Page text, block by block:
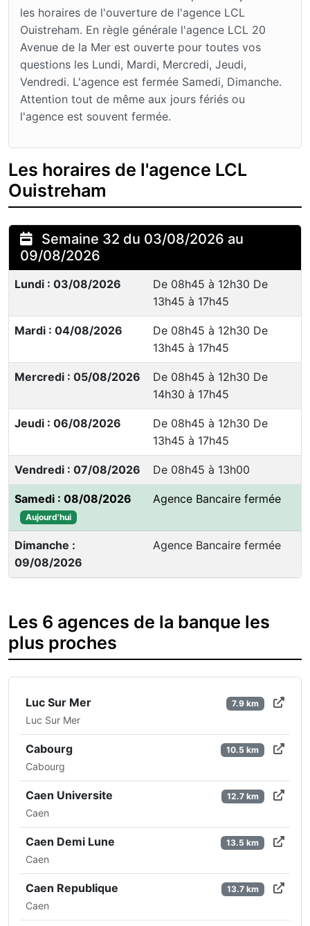
les horaires de l'ouverture de l'agence LCL
Ouistreham. En règle générale l'agence LCL 20
Avenue de la Mer est ouverte pour toutes vos
questions les Lundi, Mardi, Mercredi, Jeudi,
Vendredi. L'agence est fermée Samedi, Dimanche.
Attention tout de même aux jours fériés ou
l'agence est souvent fermée.
Les horaires de l'agence LCL
Ouistreham
Semaine 32 du 03/08/2026 au
09/08/2026
Lundi : 03/08/2026
De 08h45 à 12h30 De
13h45 à 17h45
Mardi : 04/08/2026
De 08h45 à 12h30 De
13h45 à 17h45
Mercredi : 05/08/2026
De 08h45 à 12h30 De
14h30 à 17h45
Jeudi : 06/08/2026
De 08h45 à 12h30 De
13h45 à 17h45
Vendredi : 07/08/2026 De 08h45 à 13h00
Samedi : 08/08/2026
Aujourd'hui
Agence Bancaire fermée
Dimanche :
09/08/2026
Agence Bancaire fermée
Les 6 agences de la banque les
plus proches
Luc Sur Mer
Luc Sur Mer
7.9 km
Cabourg
Cabourg
10.5 km
Caen Universite
Caen
12.7 km
Caen Demi Lune
Caen
13.5 km
Caen Republique
Caen
13.7 km